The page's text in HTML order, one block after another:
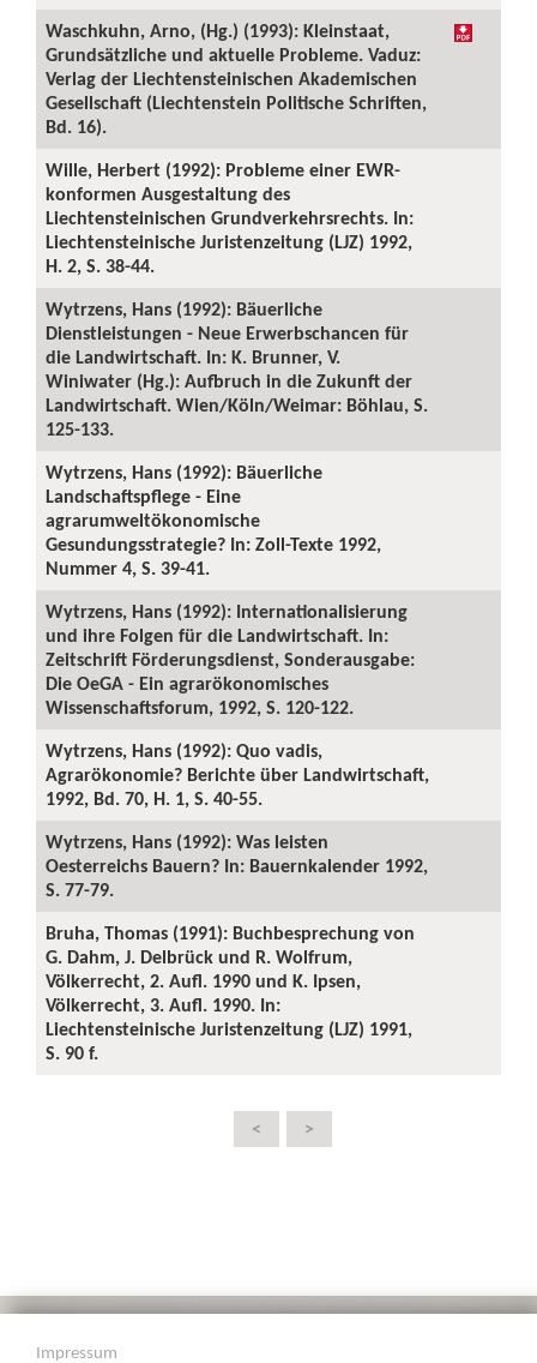
Waschkuhn, Arno, (Hg.) (1993): Kleinstaat,
Grundsätzliche und aktuelle Probleme. Vaduz:
Verlag der Liechtensteinischen Akademischen
Gesellschaft (Liechtenstein Politische Schriften,
Bd. 16).
Wille, Herbert (1992): Probleme einer EWR-
konformen Ausgestaltung des
Liechtensteinischen Grundverkehrsrechts. In:
Liechtensteinische Juristenzeitung (LJZ) 1992,
H. 2, S. 38-44.
Wytrzens, Hans (1992): Bäuerliche
Dienstleistungen - Neue Erwerbschancen für
die Landwirtschaft. In: K. Brunner, V.
Winiwater (Hg.): Aufbruch in die Zukunft der
Landwirtschaft. Wien/Köln/Weimar: Böhlau, S.
125-133.
Wytrzens, Hans (1992): Bäuerliche
Landschaftspflege - Eine
agrarumweltökonomische
Gesundungsstrategie? In: Zoll-Texte 1992,
Nummer 4, S. 39-41.
Wytrzens, Hans (1992): Internationalisierung
und ihre Folgen für die Landwirtschaft. In:
Zeitschrift Förderungsdienst, Sonderausgabe:
Die OeGA - Ein agrarökonomisches
Wissenschaftsforum, 1992, S. 120-122.
Wytrzens, Hans (1992): Quo vadis,
Agrarökonomie? Berichte über Landwirtschaft,
1992, Bd. 70, H. 1, S. 40-55.
Wytrzens, Hans (1992): Was leisten
Oesterreichs Bauern? In: Bauernkalender 1992,
S. 77-79.
Bruha, Thomas (1991): Buchbesprechung von
G. Dahm, J. Delbrück und R. Wolfrum,
Völkerrecht, 2. Aufl. 1990 und K. Ipsen,
Völkerrecht, 3. Aufl. 1990. In:
Liechtensteinische Juristenzeitung (LJZ) 1991,
S. 90 f.
< >
Impressum